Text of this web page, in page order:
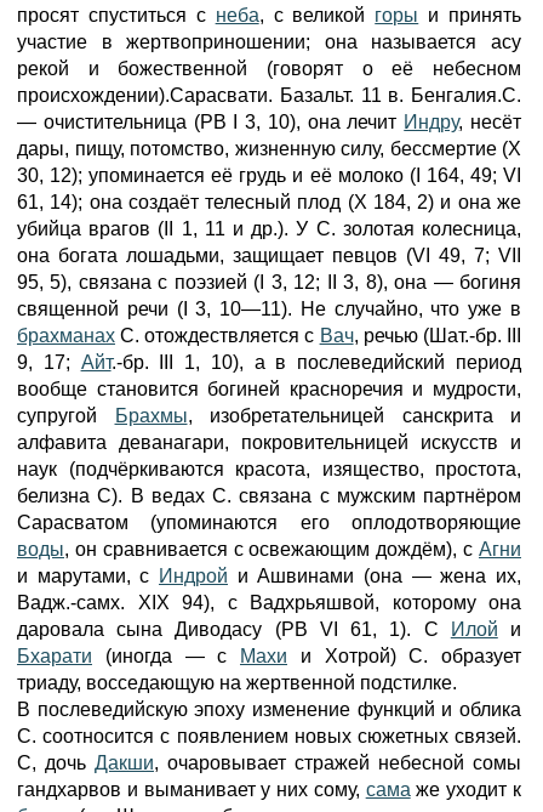
просят спуститься с неба, с великой горы и принять
участие в жертвоприношении; она называется асу
рекой и божественной (говорят о её небесном
происхождении).Сарасвати. Базальт. 11 в. Бенгалия.С.
— очистительница (PB I 3, 10), она лечит Индру, несёт
дары, пищу, потомство, жизненную силу, бессмертие (X
30, 12); упоминается её грудь и её молоко (I 164, 49; VI
61, 14); она создаёт телесный плод (X 184, 2) и она же
убийца врагов (II 1, 11 и др.). У С. золотая колесница,
она богата лошадьми, защищает певцов (VI 49, 7; VII
95, 5), связана с поэзией (I 3, 12; II 3, 8), она — богиня
священной речи (I 3, 10—11). Не случайно, что уже в
брахманах С. отождествляется с Вач, речью (Шат.-бр. III
9, 17; Айт.-бр. III 1, 10), а в послеведийский период
вообще становится богиней красноречия и мудрости,
супругой
Брахмы, изобретательницей санскрита и
алфавита деванагари, покровительницей искусств и
наук (подчёркиваются красота, изящество, простота,
белизна С). В ведах С. связана с мужским партнёром
Сарасватом (упоминаются его оплодотворяющие
воды, он сравнивается с освежающим дождём), с Агни
и марутами, с Индрой и Ашвинами (она — жена их,
Вадж.-самх. XIX 94), с Вадхрьяшвой, которому она
даровала сына Диводасу (PB VI 61, 1). С
Илой и
Бхарати (иногда — с Махи и Хотрой) С. образует
триаду, восседающую на жертвенной подстилке.
В послеведийскую эпоху изменение функций и облика
С. соотносится с появлением новых сюжетных связей.
С, дочь Дакши, очаровывает стражей небесной сомы
гандхарвов и выманивает у них сому, сама же уходит к